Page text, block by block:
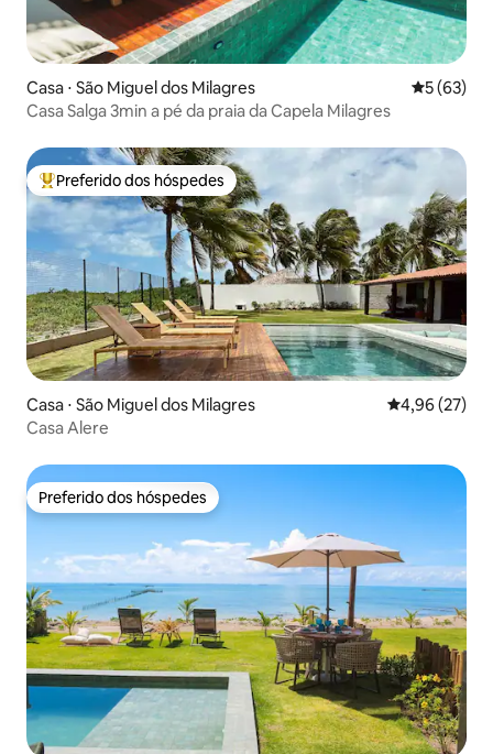
Casa ⋅ São Miguel dos Milagres 5 de uma
5 (63)
Casa Salga 3min a pé da praia da Capela Milagres
Entre os melhores preferidos dos hóspedes
Preferido dos hóspedes
Casa ⋅ São Miguel dos Milagres 4,96 de uma
4,96 (27)
Casa Alere
Preferido dos hóspedes
Preferido dos hóspedes